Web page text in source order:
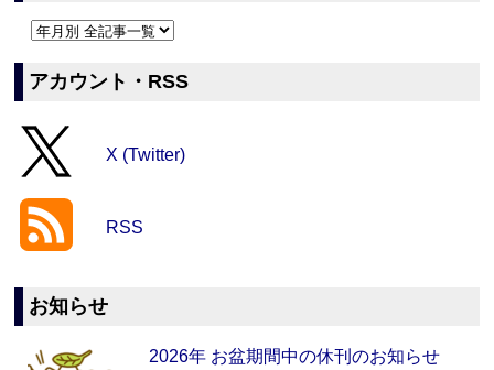
アカウント・RSS
X (Twitter)
RSS
お知らせ
2026年 お盆期間中の休刊のお知らせ